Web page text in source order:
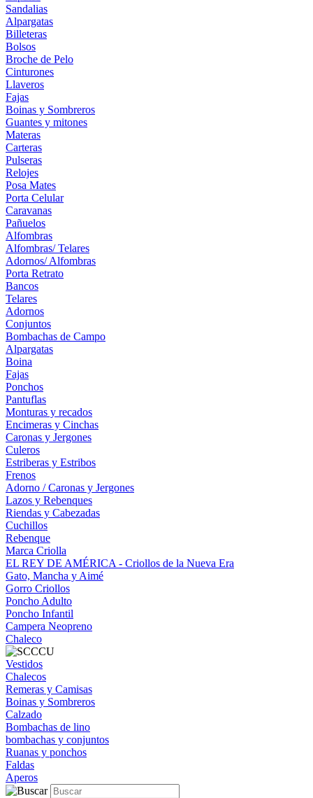
Sandalias
Alpargatas
Billeteras
Bolsos
Broche de Pelo
Cinturones
Llaveros
Fajas
Boinas y Sombreros
Guantes y mitones
Materas
Carteras
Pulseras
Relojes
Posa Mates
Porta Celular
Caravanas
Pañuelos
Alfombras
Alfombras/ Telares
Adornos/ Alfombras
Porta Retrato
Bancos
Telares
Adornos
Conjuntos
Bombachas de Campo
Alpargatas
Boina
Fajas
Ponchos
Pantuflas
Monturas y recados
Encimeras y Cinchas
Caronas y Jergones
Culeros
Estriberas y Estribos
Frenos
Adorno / Caronas y Jergones
Lazos y Rebenques
Riendas y Cabezadas
Cuchillos
Rebenque
Marca Criolla
EL REY DE AMÉRICA - Criollos de la Nueva Era
Gato, Mancha y Aimé
Gorro Criollos
Poncho Adulto
Poncho Infantil
Campera Neopreno
Chaleco
Vestidos
Chalecos
Remeras y Camisas
Boinas y Sombreros
Calzado
Bombachas de lino
bombachas y conjuntos
Ruanas y ponchos
Faldas
Aperos